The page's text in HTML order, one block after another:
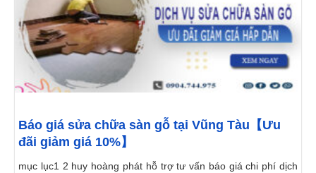
Báo giá sửa chữa sàn gỗ tại Vũng Tàu【Ưu
đãi giảm giá 10%】
mục lục1 2 huy hoàng phát hỗ trợ tư vấn báo giá chi phí dịch